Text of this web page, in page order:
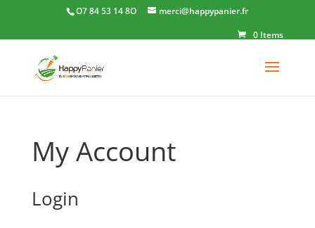
O7 84 53 14 8O
merci@happypanier.fr
0 Items
My Account
Login